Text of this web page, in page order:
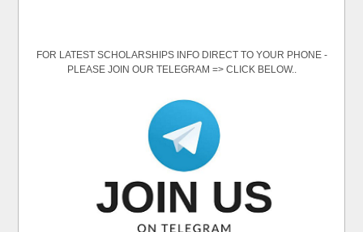
FOR LATEST SCHOLARSHIPS INFO DIRECT TO YOUR PHONE -
PLEASE JOIN OUR TELEGRAM => CLICK BELOW..